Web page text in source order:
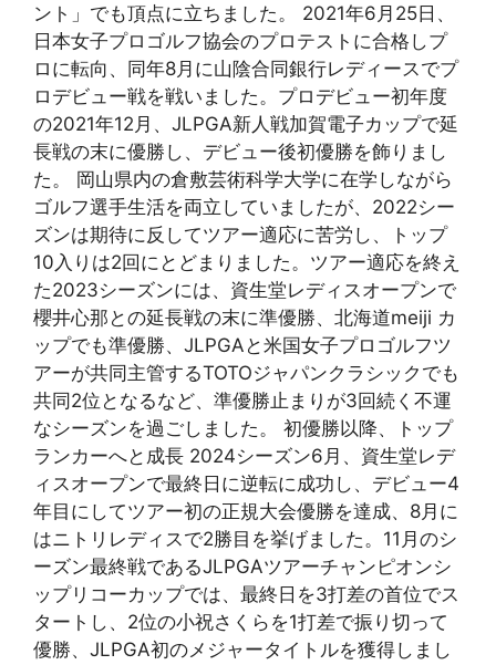
ント」でも頂点に立ちました。 2021年6月25日、
日本女子プロゴルフ協会のプロテストに合格しプ
ロに転向、同年8月に山陰合同銀行レディースでプ
ロデビュー戦を戦いました。プロデビュー初年度
の2021年12月、JLPGA新人戦加賀電子カップで延
長戦の末に優勝し、デビュー後初優勝を飾りまし
た。 岡山県内の倉敷芸術科学大学に在学しながら
ゴルフ選手生活を両立していましたが、2022シー
ズンは期待に反してツアー適応に苦労し、トップ
10入りは2回にとどまりました。ツアー適応を終え
た2023シーズンには、資生堂レディスオープンで
櫻井心那との延長戦の末に準優勝、北海道meiji カ
ップでも準優勝、JLPGAと米国女子プロゴルフツ
アーが共同主管するTOTOジャパンクラシックでも
共同2位となるなど、準優勝止まりが3回続く不運
なシーズンを過ごしました。 初優勝以降、トップ
ランカーへと成長 2024シーズン6月、資生堂レデ
ィスオープンで最終日に逆転に成功し、デビュー4
年目にしてツアー初の正規大会優勝を達成、8月に
はニトリレディスで2勝目を挙げました。11月のシ
ーズン最終戦であるJLPGAツアーチャンピオンシ
ップリコーカップでは、最終日を3打差の首位でス
タートし、2位の小祝さくらを1打差で振り切って
優勝、JLPGA初のメジャータイトルを獲得しまし